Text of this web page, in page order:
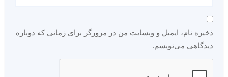
ذخیره نام، ایمیل و وبسایت من در مرورگر برای زمانی که دوباره
دیدگاهی می‌نویسم.